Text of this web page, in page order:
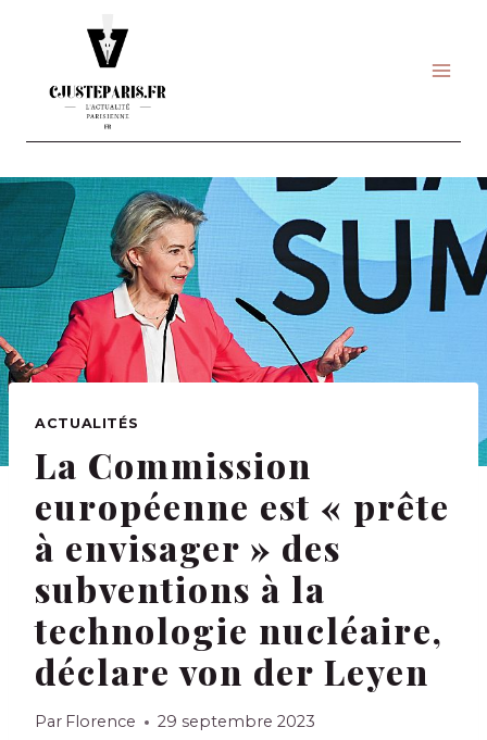
ACTUALITÉS
La Commission
européenne est « prête
à envisager » des
subventions à la
technologie nucléaire,
déclare von der Leyen
Par Florence 29 septembre 2023